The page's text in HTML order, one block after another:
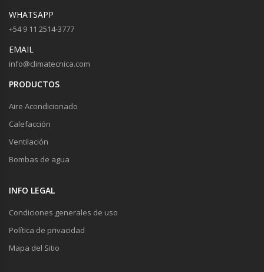
WHATSAPP
+54 9 11 2514-3777
EMAIL
info@climatecnica.com
PRODUCTOS
Aire Acondicionado
Calefacción
Ventilación
Bombas de agua
INFO LEGAL
Condiciones generales de uso
Política de privacidad
Mapa del Sitio